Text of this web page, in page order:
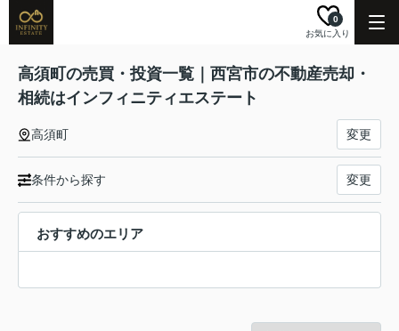
お気に入り
0
高須町の売買・投資一覧｜西宮市の不動産売却・
相続はインフィニティエステート
高須町 変更
条件から探す 変更
おすすめのエリア